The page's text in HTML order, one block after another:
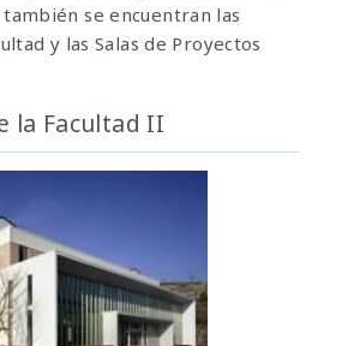
también se encuentran las
y las Salas de Proyectos
la Facultad II